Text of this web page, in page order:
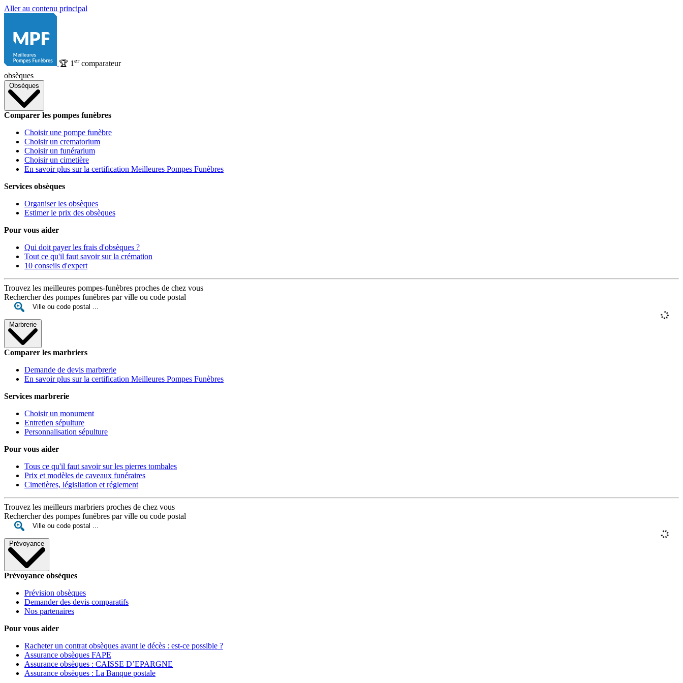
Aller au contenu principal
🏆 1 ercomparateur
obsèques
Obsèques
Comparer les pompes funèbres
Choisir une pompe funèbre
Choisir un crematorium
Choisir un funérarium
Choisir un cimetière
En savoir plus sur la certification Meilleures Pompes Funèbres
Services obsèques
Organiser les obsèques
Estimer le prix des obsèques
Pour vous aider
Qui doit payer les frais d'obsèques ?
Tout ce qu'il faut savoir sur la crémation
10 conseils d'expert
Trouvez les meilleures pompes-funèbres proches de chez vous
Rechercher des pompes funèbres par ville ou code postal
Marbrerie
Comparer les marbriers
Demande de devis marbrerie
En savoir plus sur la certification Meilleures Pompes Funèbres
Services marbrerie
Choisir un monument
Entretien sépulture
Personnalisation sépulture
Pour vous aider
Tous ce qu'il faut savoir sur les pierres tombales
Prix et modèles de caveaux funéraires
Cimetières, législiation et réglement
Trouvez les meilleurs marbriers proches de chez vous
Rechercher des pompes funèbres par ville ou code postal
Prévoyance
Prévoyance obsèques
Prévision obsèques
Demander des devis comparatifs
Nos partenaires
Pour vous aider
Racheter un contrat obsèques avant le décès : est-ce possible ?
Assurance obsèques FAPE
Assurance obsèques : CAISSE D’EPARGNE
Assurance obsèques : La Banque postale